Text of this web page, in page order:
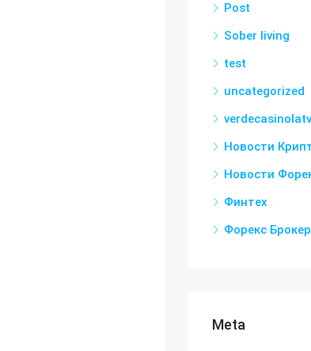
Post
Sober living
test
uncategorized
Новости
Новости
Финтех
Форекс
Meta